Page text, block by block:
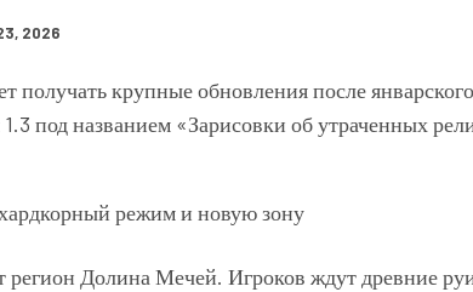
2026
получать крупные обновления после
под названием «Зарисовки об утраченных
регион Долина Мечей. Игроков ждут древние